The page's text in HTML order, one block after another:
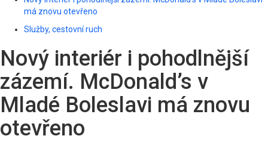
má znovu otevřeno
Služby, cestovní ruch
Nový interiér i pohodlnější
zázemí. McDonald’s v
Mladé Boleslavi má znovu
otevřeno